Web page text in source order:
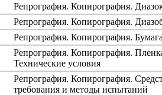
Репрография. Копирография.
Репрография. Копирография.
Репрография. Копирография.
Репрография. Копирография.
Технические условия
Репрография. Копирография.
требования и методы испытаний